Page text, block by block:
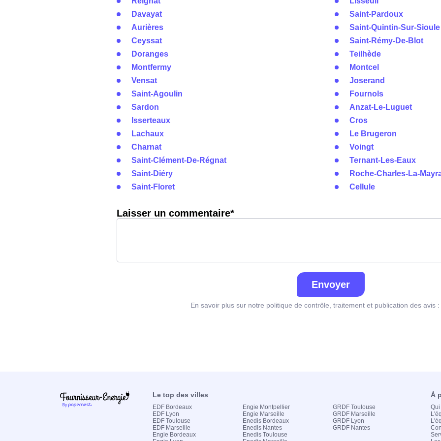
Davayat
Aurières
Ceyssat
Doranges
Montfermy
Vensat
Saint-Agoulin
Sardon
Isserteaux
Lachaux
Charnat
Saint-Clément-De-Régnat
Saint-Diéry
Saint-Floret
Saint-Pardoux
Saint-Quintin-Sur-Sioule
Saint-Rémy-De-Blot
Teilhède
Montcel
Joserand
Fournols
Anzat-Le-Luguet
Cros
Le Brugeron
Voingt
Ternant-Les-Eaux
Roche-Charles-La-
Cellule
Laisser un commentaire*
Envoyer
En savoir plus sur notre politique de contrôle, traitement et publication des avis :
Le top des villes
EDF Bordeaux
EDF Lyon
EDF Toulouse
EDF Marseille
Engie Bordeaux
Engie Montpellier
Engie Marseille
Enedis Bordeaux
Enedis Nantes
Enedis Toulouse
GRDF Toulouse
GRDF Marseille
GRDF Lyon
GRDF Nantes
À